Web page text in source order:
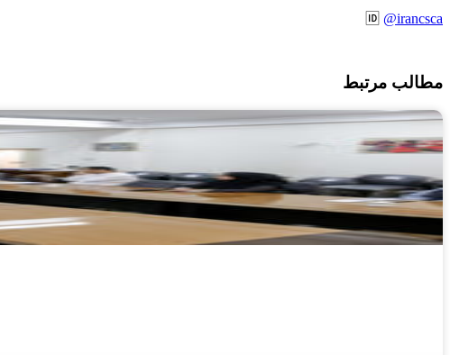
🆔 @irancsca
مطالب مرتبط